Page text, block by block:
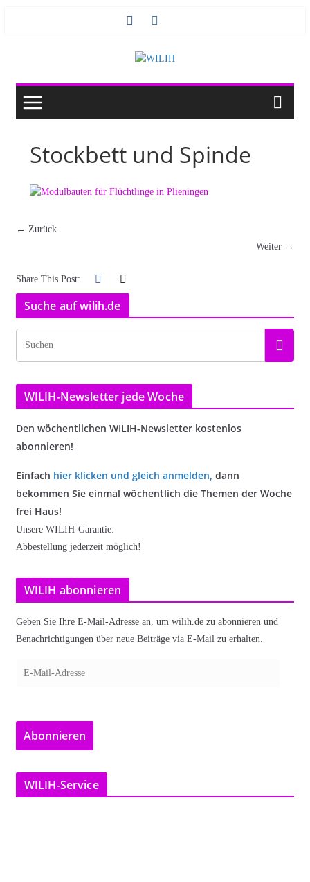
Stockbett und Spinde
← Zurück
Weiter →
Share This Post:
Suche auf wilih.de
WILIH-Newsletter jede Woche
Den wöchentlichen WILIH-Newsletter kostenlos
abonnieren!
Einfach hier klicken und gleich anmelden, dann
bekommen Sie einmal wöchentlich die Themen der Woche
frei Haus!
Unsere WILIH-Garantie:
Abbestellung jederzeit möglich!
WILIH abonnieren
Geben Sie Ihre E-Mail-Adresse an, um wilih.de zu abonnieren und
Benachrichtigungen über neue Beiträge via E-Mail zu erhalten.
a
l
-
Abonnieren
WILIH-Service